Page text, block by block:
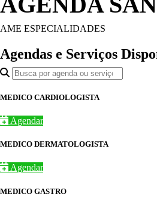
AME ESPECIALIDADES
Agendas e Serviços
MEDICO CARDIOLOGISTA
Agendar
MEDICO DERMATOLOGISTA
Agendar
MEDICO GASTRO